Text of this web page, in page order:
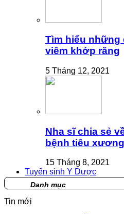
Tìm hiểu những
viêm khớp răng
5 Tháng 12, 2021
Nha sĩ chia sẻ
bệnh tiêu
15 Tháng 8, 2021
Tuyển sinh Y Dược
Danh mục
Tin mới